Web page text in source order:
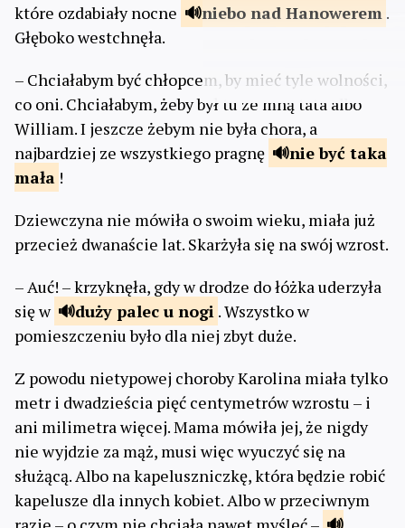
które ozdabiały nocne
niebo nad Hanowerem .
Głęboko westchnęła.
– Chciałabym być chłopcem, by mieć tyle wolności,
co oni. Chciałabym, żeby był tu ze mną tata albo
William. I jeszcze żebym nie była chora, a
najbardziej ze wszystkiego pragnę
nie być taka
mała !
Dziewczyna nie mówiła o swoim wieku, miała już
przecież dwanaście lat. Skarżyła się na swój wzrost.
– Auć! – krzyknęła, gdy w drodze do łóżka uderzyła
się w
duży palec u nogi . Wszystko w
pomieszczeniu było dla niej zbyt duże.
Z powodu nietypowej choroby Karolina miała tylko
metr i dwadzieścia pięć centymetrów wzrostu – i
ani milimetra więcej. Mama mówiła jej, że nigdy
nie wyjdzie za mąż, musi więc wyuczyć się na
służącą. Albo na kapeluszniczkę, która będzie robić
kapelusze dla innych kobiet. Albo w przeciwnym